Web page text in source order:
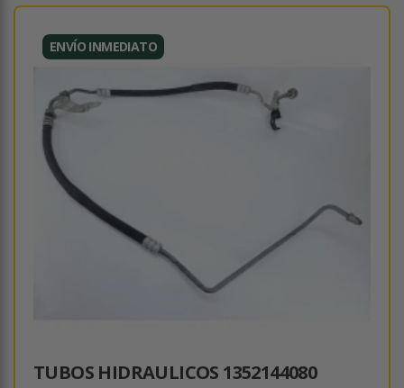
ENVÍO INMEDIATO
TUBOS HIDRAULICOS 1352144080